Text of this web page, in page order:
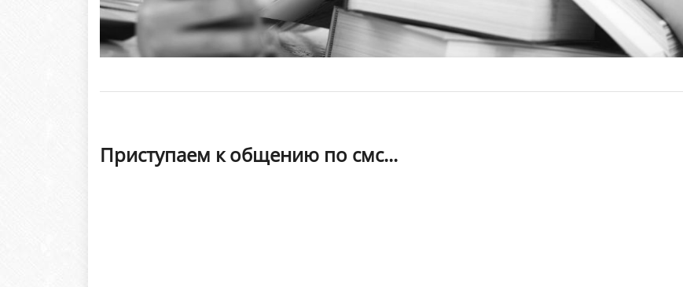
Приступаем к общению по смс...